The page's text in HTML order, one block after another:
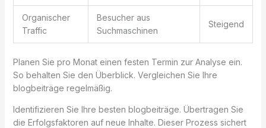
Organischer
Traffic
Besucher aus
Suchmaschinen
Steigend
Planen Sie pro Monat einen festen Termin zur Analyse ein.
So behalten Sie den Überblick. Vergleichen Sie Ihre
blogbeiträge regelmäßig.
Identifizieren Sie Ihre besten blogbeiträge. Übertragen Sie
die Erfolgsfaktoren auf neue Inhalte. Dieser Prozess sichert